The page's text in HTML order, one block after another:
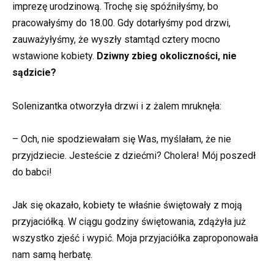
imprezę urodzinową. Trochę się spóźniłyśmy, bo
pracowałyśmy do 18.00. Gdy dotarłyśmy pod drzwi,
zauważyłyśmy, że wyszły stamtąd cztery mocno
wstawione kobiety. Dziwny zbieg okoliczności, nie
sądzicie?
Solenizantka otworzyła drzwi i z żalem mruknęła:
– Och, nie spodziewałam się Was, myślałam, że nie
przyjdziecie. Jesteście z dziećmi? Cholera! Mój poszedł
do babci!
Jak się okazało, kobiety te właśnie świętowały z moją
przyjaciółką. W ciągu godziny świętowania, zdążyła już
wszystko zjeść i wypić. Moja przyjaciółka zaproponowała
nam samą herbatę.